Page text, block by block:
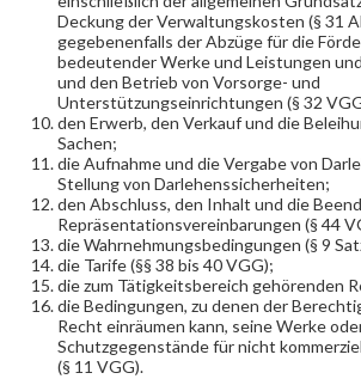
Deckung der Verwaltungskosten (§ 31
gegebenenfalls der Abzüge für die
bedeutender Werke und Leistungen
und den Betrieb von Vorsorge- und
Unterstützungseinrichtungen (§ 32
den Erwerb, den Verkauf und die
Sachen;
die Aufnahme und die Vergabe von
Stellung von Darlehenssicherheiten;
den Abschluss, den Inhalt und die
Repräsentationsvereinbarungen (§ 44
die Wahrnehmungsbedingungen (§ 9
die Tarife (§§ 38 bis 40 VGG);
die zum Tätigkeitsbereich gehörenden
die Bedingungen, zu denen der
Recht einräumen kann, seine Werke
Schutzgegenstände für nicht
(§ 11 VGG).